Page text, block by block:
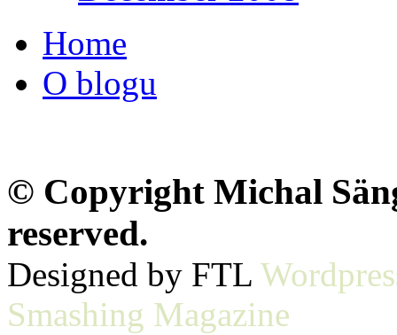
Home
O blogu
© Copyright Michal
reserved.
Designed by FTL
Smashing Magazine